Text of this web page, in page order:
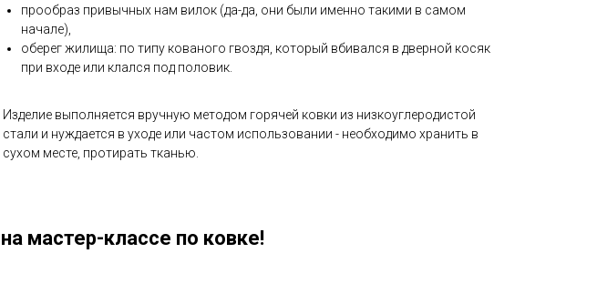
прообраз привычных нам вилок (да-да, они были именно такими в самом
начале),
оберег жилища: по типу кованого гвоздя, который вбивался в дверной косяк
при входе или клался под половик.
Изделие выполняется вручную методом горячей ковки из низкоуглеродистой
стали и нуждается в уходе или частом использовании - необходимо хранить в
сухом месте, протирать тканью.
мастер-классе по ковке!